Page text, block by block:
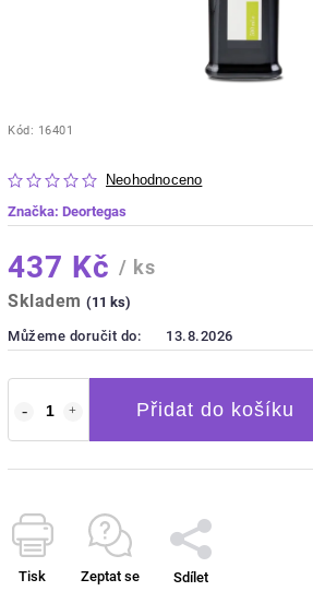
Kód: 16401
Neohodnoceno
Značka: Deortegas
437 Kč / ks
Skladem (11 ks)
Můžeme doručit do: 13.8.2026
Přidat do košíku
Tisk Zeptat se Sdílet